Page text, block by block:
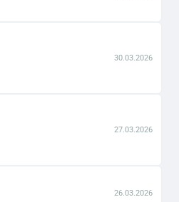
30.03.2026
27.03.2026
26.03.2026